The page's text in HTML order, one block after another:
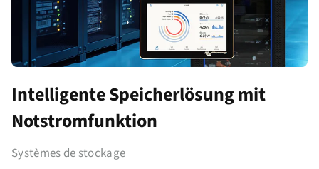
Intelligente Speicherlösung mit
Notstromfunktion
Systèmes de stockage